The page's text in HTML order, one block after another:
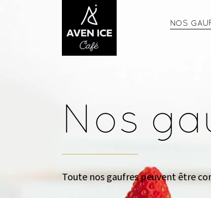
NOS
Nos
Toute nos gaufres peuvent être